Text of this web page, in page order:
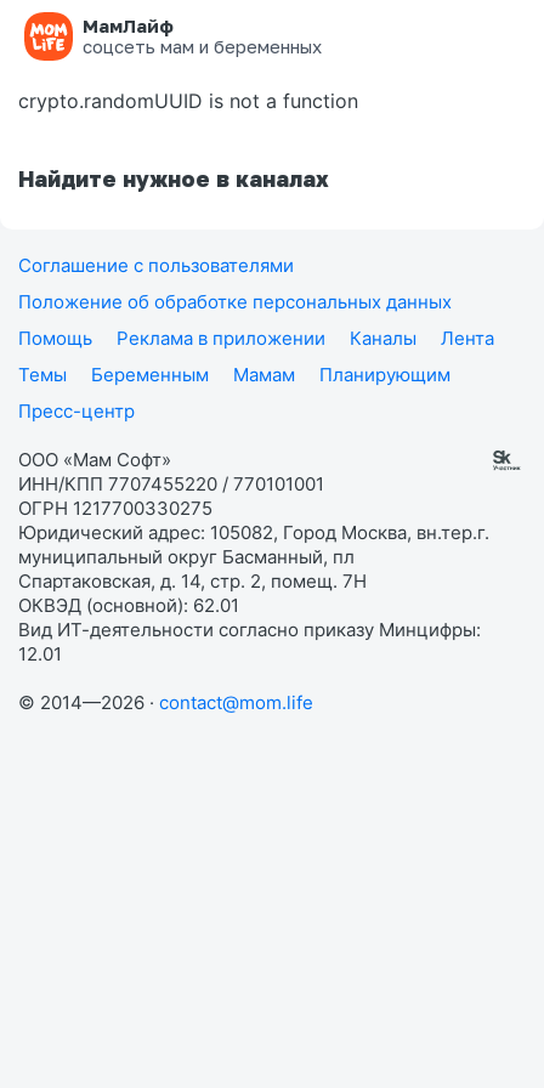
МамЛайф
соцсеть мам и беременных
Ошибка на странице
crypto.randomUUID is not a function
Найдите нужное в каналах
Соглашение с пользователями
Положение об обработке персональных данных
Помощь
Реклама в приложении Каналы
Лента
Темы
Беременным Мамам
Планирующим
Пресс-центр
ООО «Мам Софт»
ИНН/КПП 7707455220 / 770101001
ОГРН 1217700330275
Юридический адрес: 105082, Город Москва, вн.тер.г.
муниципальный округ Басманный, пл
Спартаковская, д. 14, стр. 2, помещ. 7Н
ОКВЭД (основной): 62.01
Вид ИТ-деятельности согласно приказу Минцифры:
12.01
© 2014—2026 · contact@mom.life